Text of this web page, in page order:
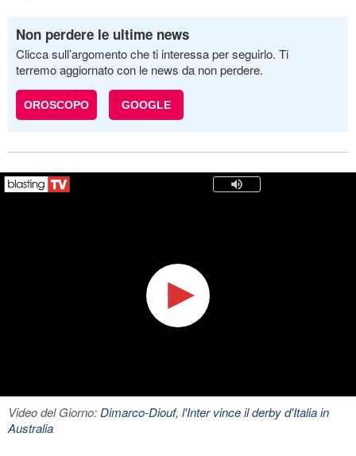
Non perdere le ultime news
Clicca sull’argomento che ti interessa per seguirlo. Ti
terremo aggiornato con le news da non perdere.
OROSCOPO GOOGLE
Video del Giorno:Dimarco-Diouf, l'Inter vince il derby d'Italia in
Australia